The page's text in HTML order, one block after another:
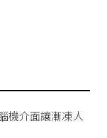
機介面讓漸凍人